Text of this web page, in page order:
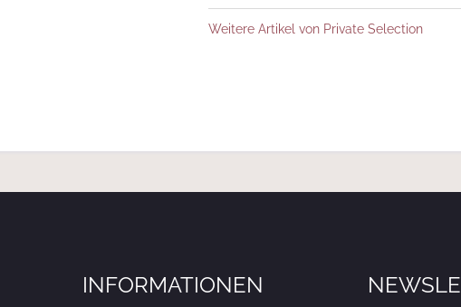
Weitere Artikel von Private Selection
INFORMATIONEN